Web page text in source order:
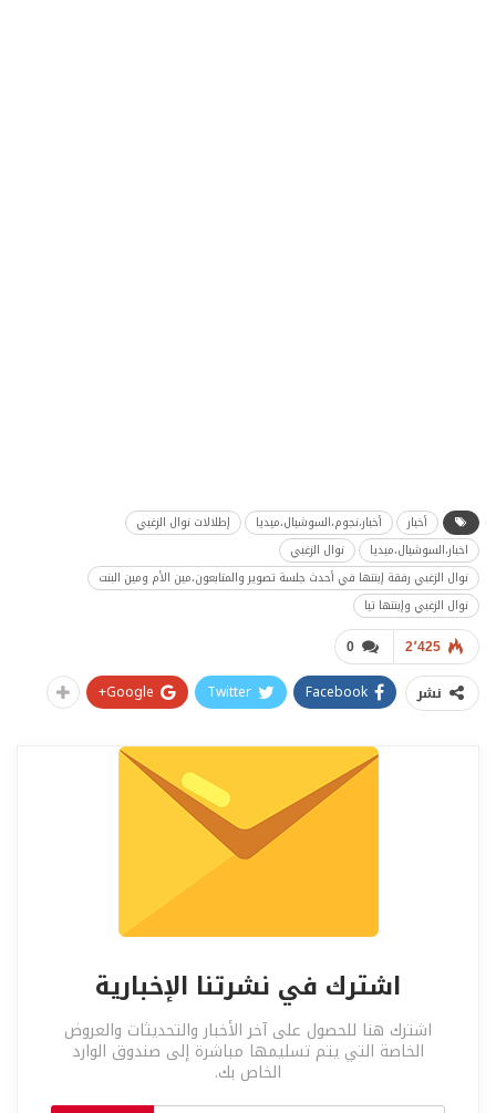
أخبار أخبار،نجوم،السوشيال،ميديا
إطلالات نوال الزغبي
اخبار،السوشيال،ميديا
نوال الزغبي
نوال الزغبي رفقة إبنتها في أحدث جلسة تصوير والمتابعون،مين الأم ومين البنت
نوال الزغبي وإبنتها تيا
0 2٬425
نشر Facebook
Twitter
Google+
اشترك في نشرتنا الإخبارية
اشترك هنا للحصول على آخر الأخبار والتحديثات والعروض
الخاصة التي يتم تسليمها مباشرة إلى صندوق الوارد
الخاص بك.